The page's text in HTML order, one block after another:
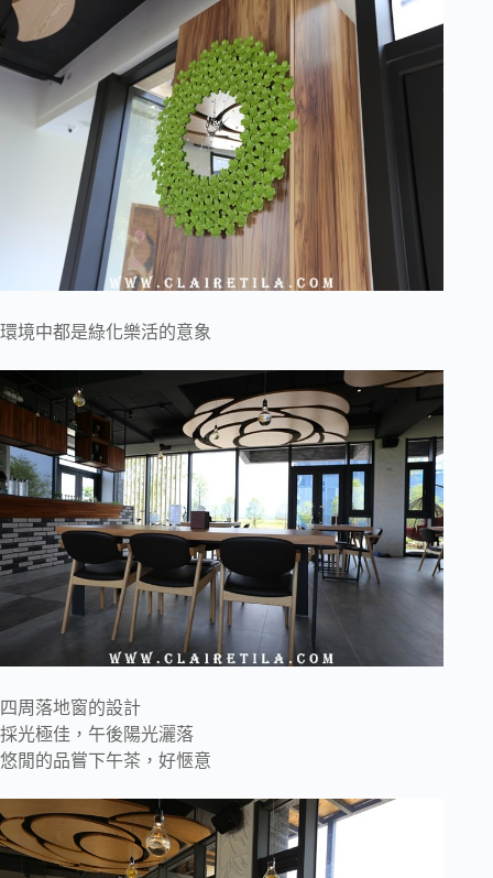
環境中都是綠化樂活的意象
四周落地窗的設計
採光極佳，午後陽光灑落
悠閒的品嘗下午茶，好愜意